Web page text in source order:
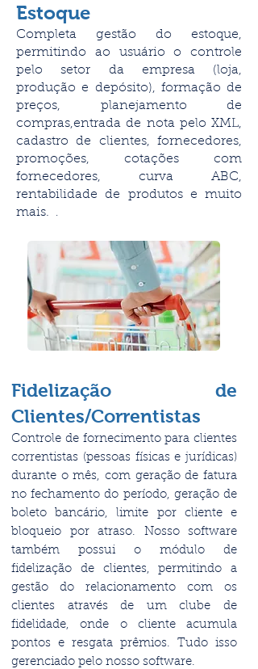
Estoque
Completa gestão do estoque,
permitindo ao usuário o controle
pelo setor da empresa (loja,
produção e depósito), formação de
preços, planejamento de
compras,entrada de nota pelo XML,
cadastro de clientes, fornecedores,
promoções, cotações com
fornecedores, curva ABC,
rentabilidade de produtos e muito
mais. .
Fidelização de
Clientes/Correntistas
Controle de fornecimento para clientes
correntistas (pessoas físicas e jurídicas)
durante o mês, com geração de fatura
no fechamento do período, geração de
boleto bancário, limite por cliente e
bloqueio por atraso. Nosso software
também possui o módulo de
fidelização de clientes, permitindo a
gestão do relacionamento com os
clientes através de um clube de
fidelidade, onde o cliente acumula
pontos e resgata prêmios. Tudo isso
gerenciado pelo nosso software.